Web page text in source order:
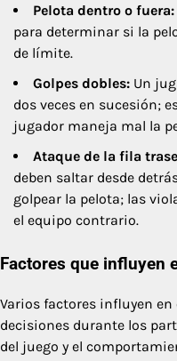
Pelota dentro o fuera:
para determinar si la
de límite.
Golpes dobles: Un
dos veces en sucesión;
jugador maneja mal la
Ataque de la fila
deben saltar desde
golpear la pelota; las
el equipo contrario.
Factores que influyen
Varios factores influyen
decisiones durante los
del juego y el